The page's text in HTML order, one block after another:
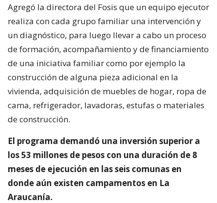
Agregó la directora del Fosis que un equipo ejecutor
realiza con cada grupo familiar una intervención y
un diagnóstico, para luego llevar a cabo un proceso
de formación, acompañamiento y de financiamiento
de una iniciativa familiar como por ejemplo la
construcción de alguna pieza adicional en la
vivienda, adquisición de muebles de hogar, ropa de
cama, refrigerador, lavadoras, estufas o materiales
de construcción.
El programa demandó una inversión superior a
los 53 millones de pesos con una duración de 8
meses de ejecución en las seis comunas en
donde aún existen campamentos en La
Araucanía.